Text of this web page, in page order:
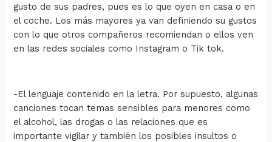
gusto de sus padres, pues es lo que oyen en casa o en
el coche. Los más mayores ya van definiendo su gustos
con lo que otros compañeros recomiendan o ellos ven
en las redes sociales como Instagram o Tik tok.
-El lenguaje contenido en la letra. Por supuesto, algunas
canciones tocan temas sensibles para menores como
el alcohol, las drogas o las relaciones que es
importante vigilar y también los posibles insultos o